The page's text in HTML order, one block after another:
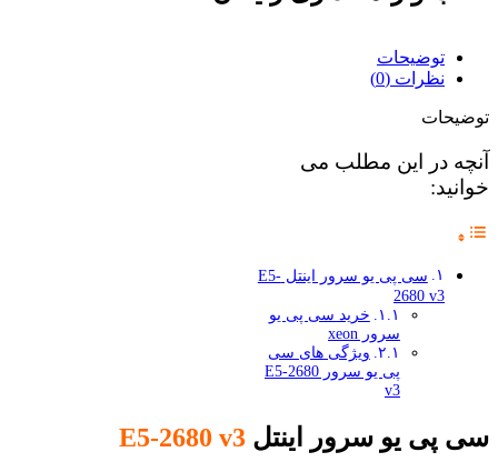
توضیحات
نظرات (0)
توضیحات
آنچه در این مطلب می
خوانید:
سی پی یو سرور اینتل E5-
2680 v3
خرید سی پی یو
سرور xeon
ویژگی های سی
پی یو سرور E5-2680
v3
سی پی یو سرور اینتل E5-2680 v3